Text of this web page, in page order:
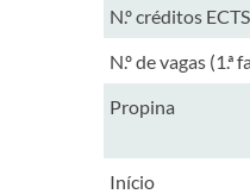
​N.º créditos ECTS
​N.º de vagas (1.ª
​Propina
​Início